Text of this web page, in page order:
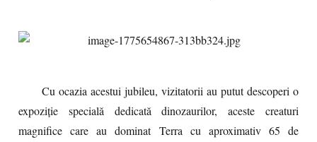
Cu ocazia acestui jubileu, vizitatorii au putut descoperi o
expoziție specială dedicată dinozaurilor, aceste creaturi
magnifice care au dominat Terra cu aproximativ 65 de